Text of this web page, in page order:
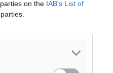
on the IAB’s List of